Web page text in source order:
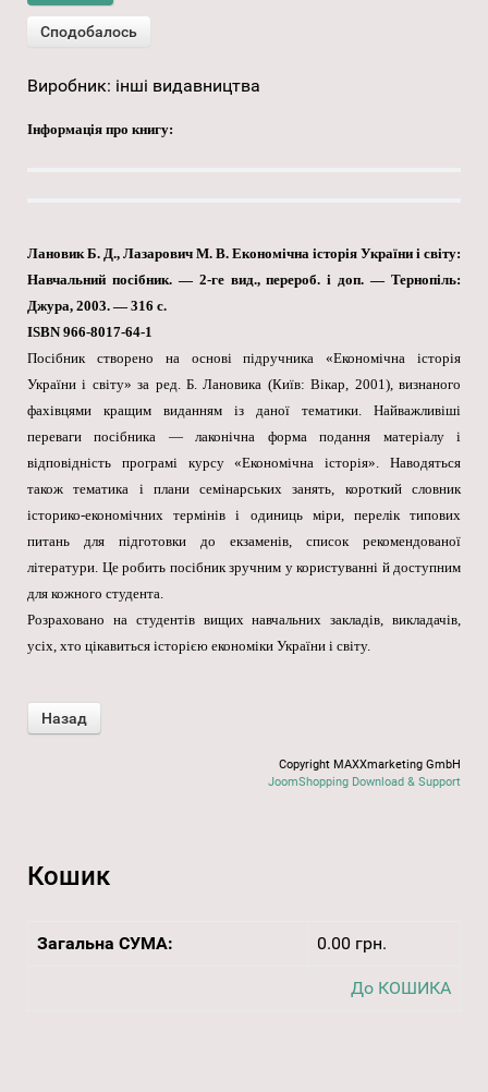
Виробник: інші видавництва
Інформація про книгу:
Лановик Б. Д., Лазарович М. В. Економічна історія України і світу:
Навчальний посібник. — 2-ге вид., перероб. і доп. — Тернопіль:
Джура, 2003. — 316 с.
ISBN 966-8017-64-1
Посібник створено на основі підручника «Економічна історія
України і світу» за ред. Б. Лановика (Київ: Вікар, 2001), визнаного
фахівцями кращим виданням із даної тематики. Найважливіші
переваги посібника — лаконічна форма подання матеріалу і
відповідність програмі курсу «Економічна історія». Наводяться
також тематика і плани семінарських занять, короткий словник
історико-економічних термінів і одиниць міри, перелік типових
питань для підготовки до екзаменів, список рекомендованої
літератури. Це робить посібник зручним у користуванні й доступним
для кожного студента.
Розраховано на студентів вищих навчальних закладів, викладачів,
усіх, хто цікавиться історією економіки України і світу.
Copyright MAXXmarketing GmbH
JoomShopping Download & Support
Кошик
Загальна СУМА: 0.00 грн.
До КОШИКА